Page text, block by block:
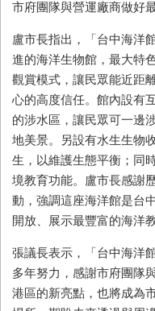
市府團隊與營運廠商做好
盧市長指出，「台中海洋
進的海洋生物館，最大特
觀賞模式，讓民眾能近距
心的高度信任。館內設有
的涉水區，讓民眾可一邊
地美景。另設有水生生物
生，以維護生態平衡；同
境教育功能。盧市長感謝
動，強調這座海洋館是台
開放、展示最豐富的海洋
張議長表示，「台中海洋
多年努力，感謝市府團隊
港區的新亮點，也將成為